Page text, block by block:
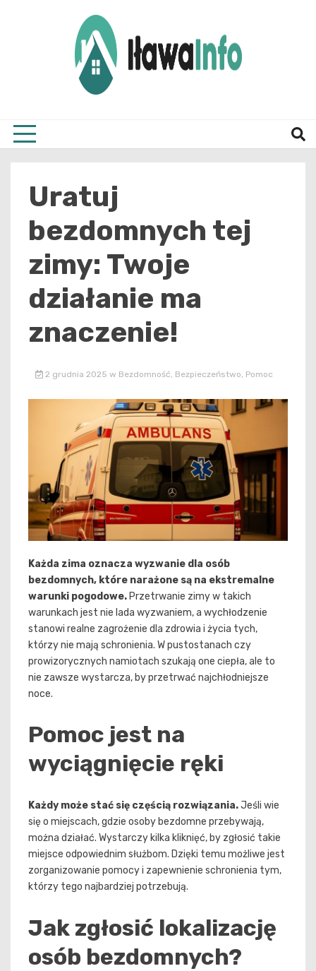
Uratuj
bezdomnych tej
zimy: Twoje
działanie ma
znaczenie!
2 grudnia 2025 w Bezdomność, Bezpieczeństwo, Pomoc
Każda zima oznacza wyzwanie dla osób
bezdomnych, które narażone są na ekstremalne
warunki pogodowe. Przetrwanie zimy w takich
warunkach jest nie lada wyzwaniem, a wychłodzenie
stanowi realne zagrożenie dla zdrowia i życia tych,
którzy nie mają schronienia. W pustostanach czy
prowizorycznych namiotach szukają one ciepła, ale to
nie zawsze wystarcza, by przetrwać najchłodniejsze
noce.
Pomoc jest na
wyciągnięcie ręki
Każdy może stać się częścią rozwiązania.Jeśli wie
się o miejscach, gdzie osoby bezdomne przebywają,
można działać. Wystarczy kilka kliknięć, by zgłosić takie
miejsce odpowiednim służbom. Dzięki temu możliwe jest
zorganizowanie pomocy i zapewnienie schronienia tym,
którzy tego najbardziej potrzebują.
Jak zgłosić lokalizację
osób bezdomnych?